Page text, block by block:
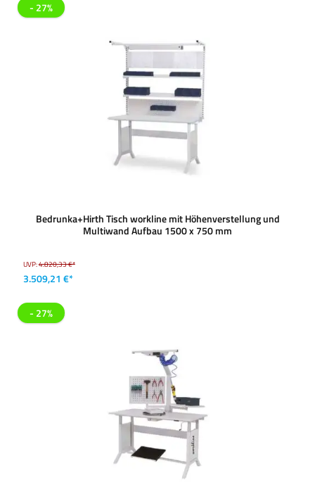
- 27%
Bedrunka+Hirth Tisch workline mit Höhenverstellung und
Multiwand Aufbau 1500 x 750 mm
UVP:4.820,33 €*
3.509,21 €*
- 27%